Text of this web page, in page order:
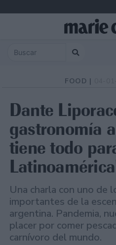
FOOD |
Dante
gastronomía
tiene todo
Una charla con uno de
importantes de la
argentina. Pandemia,
placer por comer
carnívoro del mundo.